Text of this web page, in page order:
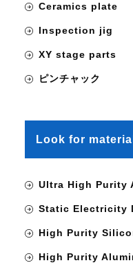
Ceramics plate
Inspection jig
XY stage parts
ピンチャック
Look for
Ultra High Purity
Static Electricity
High Purity
High Purity